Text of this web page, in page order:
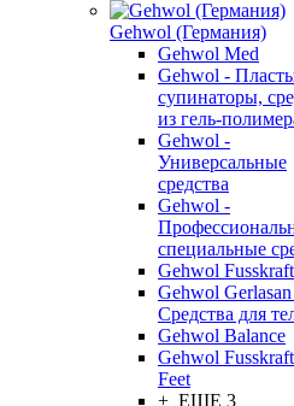
Gehwol (Германия)
Gehwol Med
Gehwol -
супинаторы,
из гель-
Gehwol -
Универсальные
средства
Gehwol -
специальные
Gehwol Fusskraft
Gehwol
Средства для
Gehwol Balance
Gehwol
Feet
+ ЕЩЕ 3